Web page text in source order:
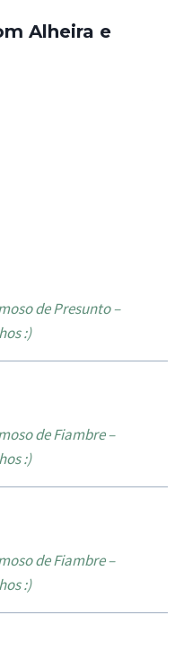
Alheira e
de Presunto –
:)
de Fiambre –
:)
de Fiambre –
:)